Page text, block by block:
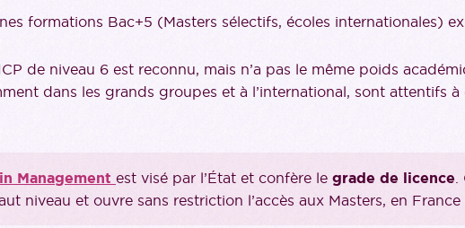
formations Bac+5 (Masters sélectifs, écoles internationales)
de niveau 6 est reconnu, mais n’a pas le même poids
dans les grands groupes et à l’international, sont attentifs à
Management est visé par l’État et confère le grade de licence.
niveau et ouvre sans restriction l’accès aux Masters, en France